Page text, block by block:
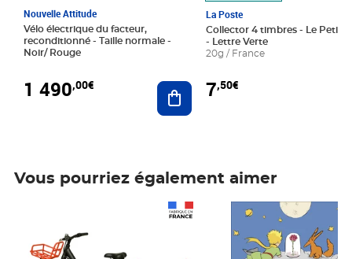
Nouvelle Attitude
Vélo électrique du facteur,
reconditionné - Taille normale -
Noir/ Rouge
1 490,00€ Ajouter au panier
La Poste
Collector 4 timbres - Le Petit
- Lettre Verte
20g / France
7,50€
Vous pourriez également aimer
Prix 7,50€